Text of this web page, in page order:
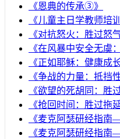
《恩典的传承③》
《儿童主日学教师培训
《对抗怒火：胜过怒气
《在风暴中安全无虞
《正如耶稣：健康成长
《争战的力量：抵挡
《欲望的死胡同：胜
《抢回时间：胜过拖
《麦克阿瑟研经指南
《麦克阿瑟研经指南